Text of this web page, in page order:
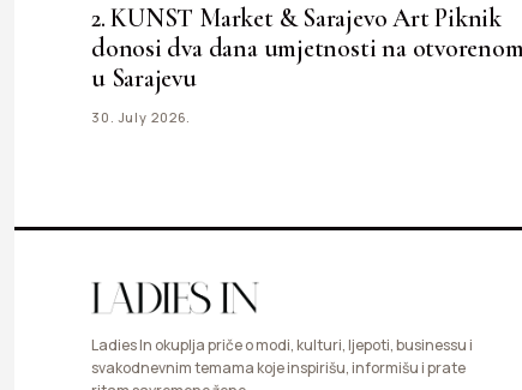
2. KUNST Market & Sarajevo Art Piknik
donosi dva dana umjetnosti na otvorenom
u Sarajevu
30. July 2026.
Ladies In okuplja priče o modi, kulturi, ljepoti, businessu i
svakodnevnim temama koje inspirišu, informišu i prate